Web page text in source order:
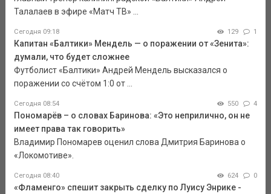
Талалаев в эфире «Матч ТВ» ...
Сегодня 09:18 129 1
Капитан «Балтики» Мендель — о поражении от «Зенита»:
думали, что будет сложнее
Футболист «Балтики» Андрей Мендель высказался о
поражении со счётом 1:0 от ...
Сегодня 08:54 550 4
Пономарёв – о словах Баринова: «Это неприлично, он не
имеет права так говорить»
Владимир Пономарев оценил слова Дмитрия Баринова о
«Локомотиве».
Сегодня 08:40 624 0
«Фламенго» спешит закрыть сделку по Луису Энрике -